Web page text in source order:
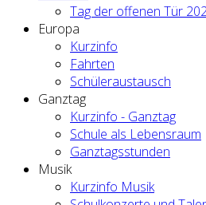
Tag der offenen Tür
Europa
Kurzinfo
Fahrten
Schüleraustausch
Ganztag
Kurzinfo - Ganztag
Schule als Lebensraum
Ganztagsstunden
Musik
Kurzinfo Musik